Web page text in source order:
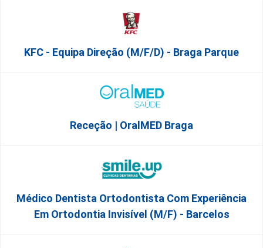
KFC - Equipa Direção (m/f/d) - Braga Parque
Receção | OralMED Braga
Médico Dentista Ortodontista Com Experiência
Em Ortodontia Invisível (M/F) - Barcelos